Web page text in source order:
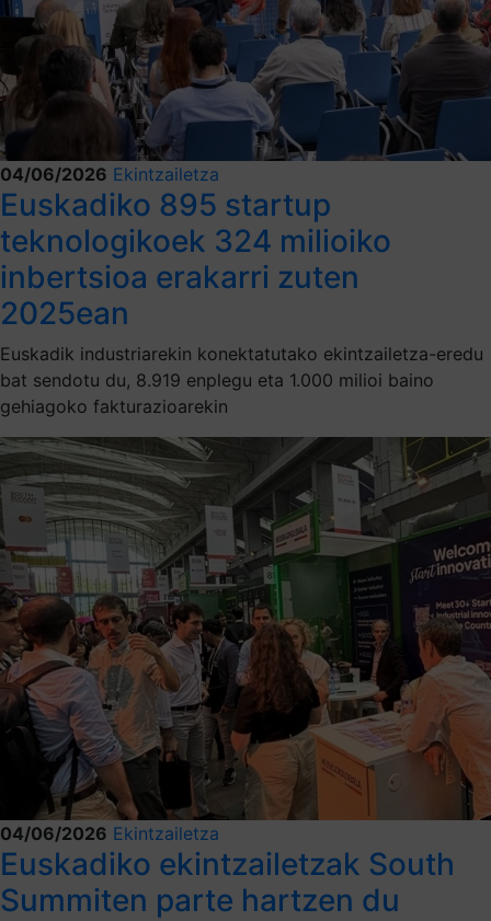
04/06/2026 Ekintzailetza
Euskadiko 895 startup
teknologikoek 324 milioiko
inbertsioa erakarri zuten
2025ean
Euskadik industriarekin konektatutako ekintzailetza-eredu
bat sendotu du, 8.919 enplegu eta 1.000 milioi baino
gehiagoko fakturazioarekin
04/06/2026 Ekintzailetza
Euskadiko ekintzailetzak South
Summiten parte hartzen du